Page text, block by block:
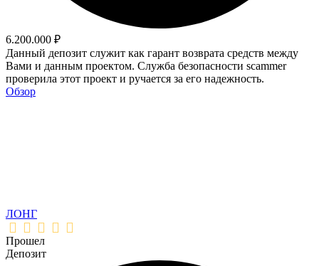
6.200.000 ₽
Данный депозит служит как гарант возврата средств между
Вами и данным проектом. Служба безопасности scammer
проверила этот проект и ручается за его надежность.
Обзор
ЛОНГ
Прошел
Депозит